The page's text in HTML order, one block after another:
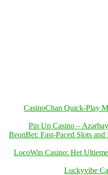
CasinoChan Quick‑Play
Pin Up Casino –
BeonBet: Fast‑Paced Slots
LocoWin Casino: Het
Luckyvibe